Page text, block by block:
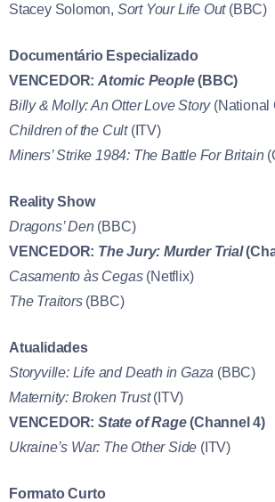
Stacey Solomon, Sort Your Life Out(BBC)
Documentário Especializado
VENCEDOR: Atomic People(BBC)
Billy & Molly: An Otter Love Story(National
Children of the Cult(ITV)
Miners’ Strike 1984: The Battle For Britain
Reality Show
Dragons’ Den(BBC)
VENCEDOR: The Jury: Murder Trial
Casamento às Cegas(Netflix)
The Traitors(BBC)
Atualidades
Storyville: Life and Death in Gaza (BBC)
Maternity: Broken Trust(ITV)
VENCEDOR: State of Rage(Channel 4)
Ukraine’s War: The Other Side (ITV)
Formato Curto